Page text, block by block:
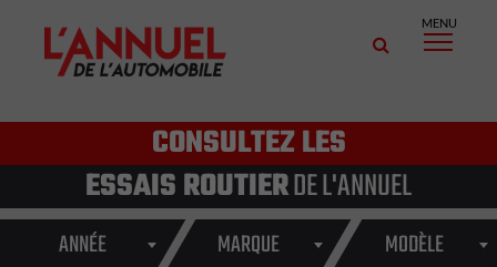
MENU
CONSULTEZ LES
ESSAIS ROUTIERDE L'ANNUEL
ANNÉE MARQUE MODÈLE